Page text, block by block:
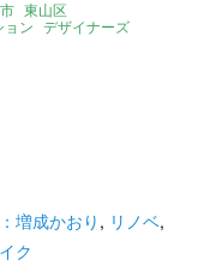
東山区
ョン デザイナーズ
マンション
増成かおり , リノベ,
ク